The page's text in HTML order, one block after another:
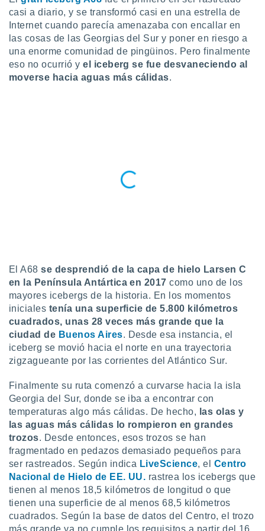
en
más
nuestra
y
sitio
En
de que
sean
se
para
ni para
o
aunque
no
Puedes
acceder a
web a
abono
casi a diario, y se transformó casi en una estrella de
Internet cuando parecía amenazaba con encallar en
las cosas de las Georgias del Sur y poner en riesgo a
una enorme comunidad de pingüinos. Pero finalmente
eso no ocurrió yel iceberg se fue desvaneciendo al
moverse hacia aguas más cálidas.
El A68se desprendió de la capa de hielo Larsen C
en la Península Antártica en 2017 como uno de los
mayores icebergs de la historia. En los momentos
iniciales tenía una superficie de 5.800 kilómetros
cuadrados, unas 28 veces más grande que la
ciudad de Buenos Aires. Desde esa instancia, el
iceberg se movió hacia el norte en una trayectoria
zigzagueante por las corrientes del Atlántico Sur.
Finalmente su ruta comenzó a curvarse hacia la isla
Georgia del Sur, donde se iba a encontrar con
temperaturas algo más cálidas. De hecho, las olas y
las aguas más cálidas lo rompieron en grandes
trozos. Desde entonces, esos trozos se han
fragmentado en pedazos demasiado pequeños para
ser rastreados. Según indica LiveScience, el Centro
Nacional de Hielo de EE. UU. rastrea los icebergs que
tienen al menos 18,5 kilómetros de longitud o que
tienen una superficie de al menos 68,5 kilómetros
cuadrados. Según la base de datos del Centro, el trozo
más grande ya no cumple los requisitos a partir del 16